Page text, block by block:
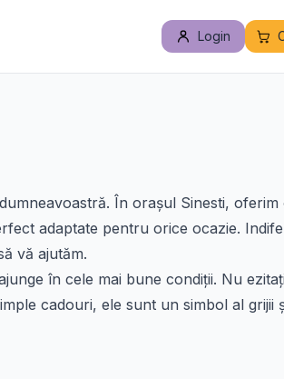
Login
În orașul Sinesti,
adaptate pentru orice ocazie.
vă ajutăm.
în cele mai bune condiții. Nu
cadouri, ele sunt un simbol al grijii